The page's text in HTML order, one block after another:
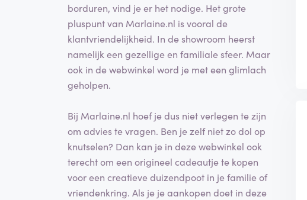
borduren, vind je er het nodige. Het grote
pluspunt van Marlaine.nl is vooral de
klantvriendelijkheid. In de showroom heerst
namelijk een gezellige en familiale sfeer. Maar
ook in de webwinkel word je met een glimlach
geholpen.
Bij Marlaine.nl hoef je dus niet verlegen te zijn
om advies te vragen. Ben je zelf niet zo dol op
knutselen? Dan kan je in deze webwinkel ook
terecht om een origineel cadeautje te kopen
voor een creatieve duizendpoot in je familie of
vriendenkring. Als je je aankopen doet in deze